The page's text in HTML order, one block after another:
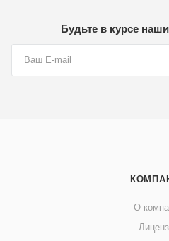
Будьте в курсе
О